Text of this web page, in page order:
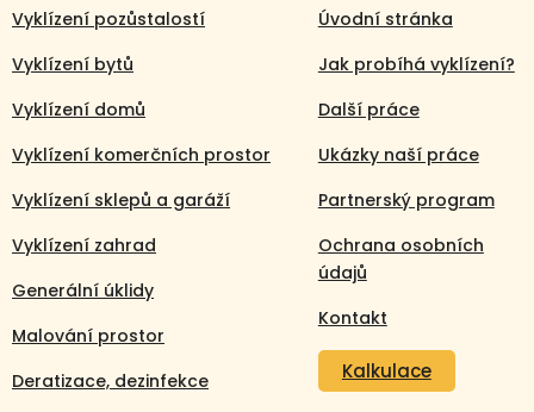
Vyklízení pozůstalostí
Vyklízení bytů
Vyklízení domů
Vyklízení komerčních prostor
Vyklízení sklepů a garáží
Vyklízení zahrad
Generální úklidy
Malování prostor
Deratizace, dezinfekce
Úvodní stránka
Jak probíhá vyklízení?
Další práce
Ukázky naší práce
Partnerský program
Ochrana osobních
údajů
Kontakt
Kalkulace